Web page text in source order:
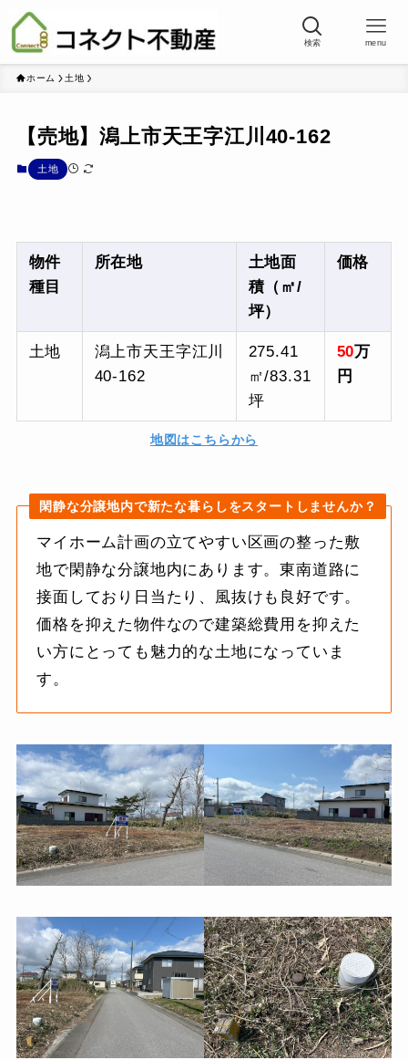
検索 menu
ホーム 土地
【売地】潟上市天王字江川40-162
土地
物件
種目
所在地
土地面
積（㎡/
坪）
価格
土地
潟上市天王字江川
40-162
275.41
㎡/83.31
坪
50万
円
地図はこちらから
閑静な分譲地内で新たな暮らしをスタートしませんか？
マイホーム計画の立てやすい区画の整った敷
地で閑静な分譲地内にあります。東南道路に
接面しており日当たり、風抜けも良好です。
価格を抑えた物件なので建築総費用を抑えた
い方にとっても魅力的な土地になっていま
す。